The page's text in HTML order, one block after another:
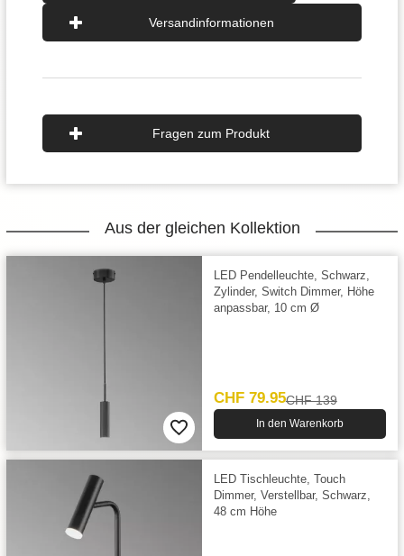
Versandinformationen
Fragen zum Produkt
Aus der gleichen Kollektion
LED Pendelleuchte, Schwarz,
Zylinder, Switch Dimmer, Höhe
anpassbar, 10 cm Ø
CHF 79.95CHF 139
In den Warenkorb
LED Tischleuchte, Touch
Dimmer, Verstellbar, Schwarz,
48 cm Höhe